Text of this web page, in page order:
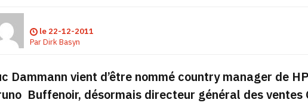
le 22-12-2011
ParDirk Basyn
Dammann vient d’être nommé country manager de
Buffenoir, désormais directeur général des ventes